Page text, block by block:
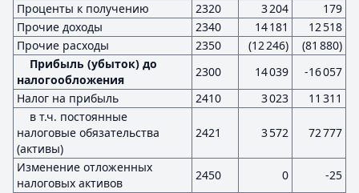
Проценты к получению
2320 3 204
179
Прочие доходы
2340 14 181
12 518
Прочие расходы
2350 (12 246)
(81 880)
Прибыль (убыток) до
налогообложения
2300 14 039
-16 057
Налог на прибыль
2410 3 023
11 311
в т.ч. постоянные
налоговые обязательства
(активы)
2421 3 572 72 777
Изменение отложенных
налоговых активов
2450 0
-25